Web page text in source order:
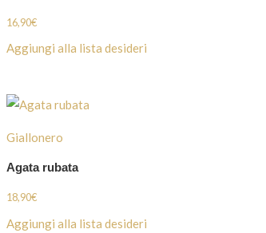
16,90€
Aggiungi alla lista desideri
Giallonero
Agata rubata
18,90€
Aggiungi alla lista desideri